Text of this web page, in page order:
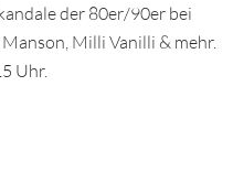
der 80er/90er bei
Manson, Milli Vanilli & mehr.
Uhr.